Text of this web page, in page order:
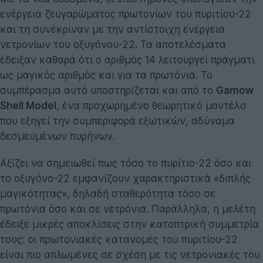
ενέργεια ζευγαρώματος πρωτονίων του πυριτίου-22
και τη συνέκριναν με την αντίστοιχη ενέργεια
νετρονίων του οξυγόνου-22. Τα αποτελέσματα
έδειξαν καθαρά ότι ο αριθμός 14 λειτουργεί πράγματι
ως μαγικός αριθμός και για τα πρωτόνια. Το
συμπέρασμα αυτό υποστηρίζεται και από το Gamow
Shell Model , ένα προχωρημένο θεωρητικό μοντέλο
που εξηγεί την συμπεριφορά εξωτικών, αδύναμα
δεσμευμένων πυρήνων.
Αξίζει να σημειωθεί πως τόσο το πυρίτιο-22 όσο και
το οξυγόνο-22 εμφανίζουν χαρακτηριστικά «διπλής
μαγικότητας», δηλαδή σταθερότητα τόσο σε
πρωτόνια όσο και σε νετρόνια. Παράλληλα, η μελέτη
έδειξε μικρές αποκλίσεις στην κατοπτρική συμμετρία
τους: οι πρωτονιακές κατανομές του πυριτίου-22
είναι πιο απλωμένες σε σχέση με τις νετρονιακές του